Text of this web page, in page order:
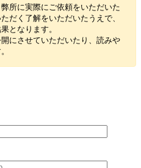
所に実際にご依頼をいただいた
だく了解をいただいたうえで、
となります。
にさせていただいたり、読みや